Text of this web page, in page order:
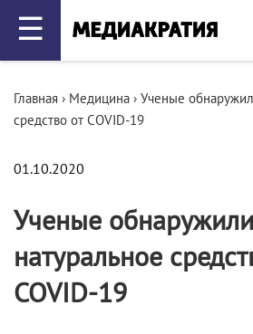
☰
Главная › Медицина › Ученые
средство от COVID-19
01.10.2020
Ученые обнаружили
натуральное
COVID-19